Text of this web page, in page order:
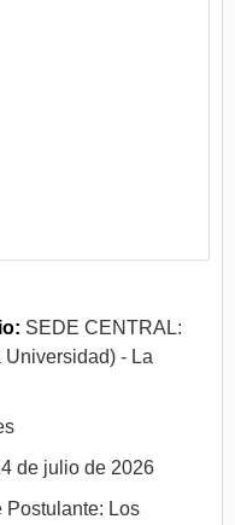
SEDE CENTRAL:
Universidad) - La
de julio de 2026
Postulante: Los